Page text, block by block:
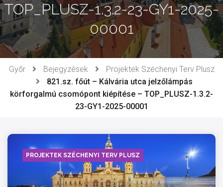
TOP_PLUSZ-1.3.2-23-GY1-2025-
00001
Győr Bejegyzések
Projektek Széchenyi Terv Plusz
821.sz. főút – Kálvária utca jelzőlámpás
körforgalmú csomópont kiépítése – TOP_PLUSZ-1.3.2-
23-GY1-2025-00001
PROJEKTEK SZÉCHENYI TERV PLUSZ